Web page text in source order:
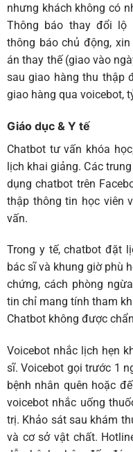
nhưng khách không có
Thông báo thay đổi lộ
thông báo chủ động,
án thay thế (giao vào
sau giao hàng thu thập
giao hàng qua voicebot,
Giáo dục & Y tế
Chatbot tư vấn khóa
lịch khai giảng. Các
dụng chatbot trên
thập thông tin học viên
vấn.
Trong y tế, chatbot đặt
bác sĩ và khung giờ phù
chứng, cách phòng
tin chỉ mang tính tham
Chatbot không được
Voicebot nhắc lịch hẹn
sĩ. Voicebot gọi trước 1
bệnh nhân quên hoặc
voicebot nhắc uống
trị. Khảo sát sau khám
và cơ sở vật chất.